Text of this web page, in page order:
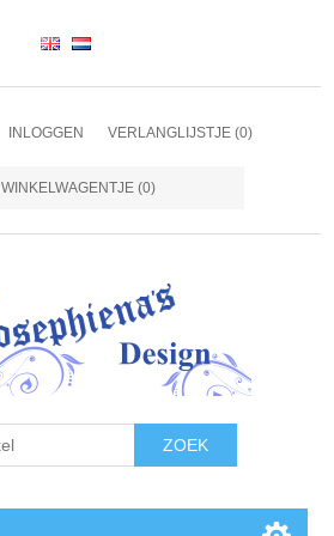
INLOGGEN VERLANGLIJSTJE (0)
WINKELWAGENTJE (0)
ZOEK